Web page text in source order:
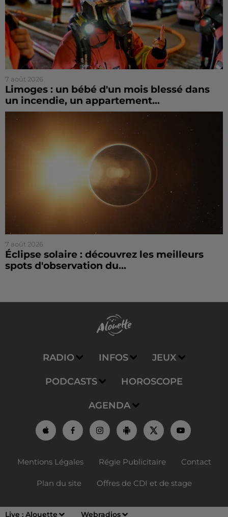
Live : Alouette Webradios
7 août 2026
Limoges : un bébé d'un mois blessé dans
un incendie, un appartement...
7 août 2026
Éclipse solaire : découvrez les meilleurs
spots d'observation du...
RADIO INFOS JEUX
PODCASTS HOROSCOPE
AGENDA
Mentions Légales Régie Publicitaire Contact
Plan du site Offres de CDI et de stage